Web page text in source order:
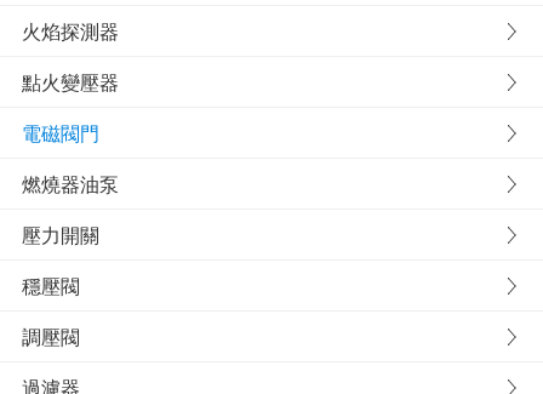
火焰探測器
點火變壓器
電磁閥門
燃燒器油泵
壓力開關
穩壓閥
調壓閥
過濾器